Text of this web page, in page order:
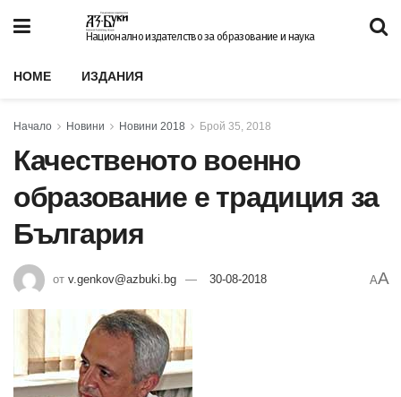
Национално издателство за образование и наука
HOME ИЗДАНИЯ
Начало Новини Новини 2018 Брой 35, 2018
Качественото военно
образование е традиция за
България
от v.genkov@azbuki.bg 30-08-2018 AA